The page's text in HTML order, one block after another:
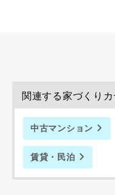
関連する家づくり
中古マンション
賃貸・民泊
た専門家へ提供するこ
めに利用します。
当社は、本サービス又
損害について、債務不
律上の請求原因の如何
当社は、お客様が本サ